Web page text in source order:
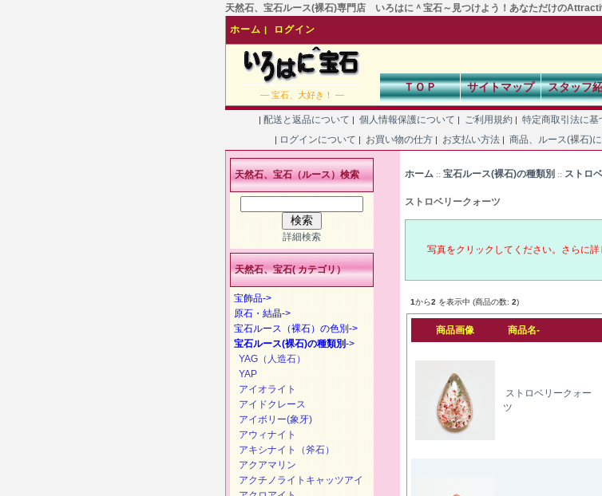
天然石、宝石ルース(裸石)専門店 いろはに＾宝石～見つけよう！あなただけの
ホーム | ログイン
― 宝石、大好き！ ―
ＴＯＰ サイトマップ スタッフ
| 配送と返品について | 個人情報保護について | ご利用規約 | 特定商取引法に基
| ログインについて | お買い物の仕方 | お支払い方法 | 商品、ルース(裸石)
ホーム :: 宝石ルース(裸石)の種類別 :: ストロ
ストロベリークォーツ
写真をクリックしてください。さらに詳
1から2 を表示中 (商品の数: 2)
商品画像 商品名-
ストロベリークォー
ツ
天然石、宝石（ルース）検索
詳細検索
天然石、宝石( カテゴリ）
宝飾品->
原石・結晶->
宝石ルース（裸石）の色別->
宝石ルース(裸石)の種類別->
YAG（人造石）
YAP
アイオライト
アイドクレース
アイボリー(象牙)
アウィナイト
アキシナイト（斧石）
アクアマリン
アクチノライトキャッツアイ